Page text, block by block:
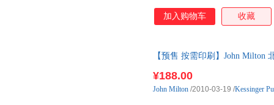
加入购物车 收藏
【预售 按需印刷】John Milton
¥188.00
John Milton /2010-03-19 /Kessinger